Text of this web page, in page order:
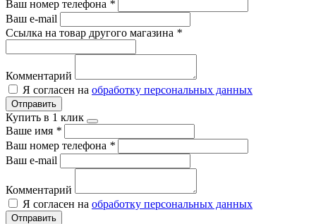
Ваш номер телефона *
Ваш e-mail
Ссылка на товар другого магазина *
Комментарий
Я согласен на обработку персональных данных
Отправить
Купить в 1 клик
Ваше имя *
Ваш номер телефона *
Ваш e-mail
Комментарий
Я согласен на обработку персональных данных
Отправить